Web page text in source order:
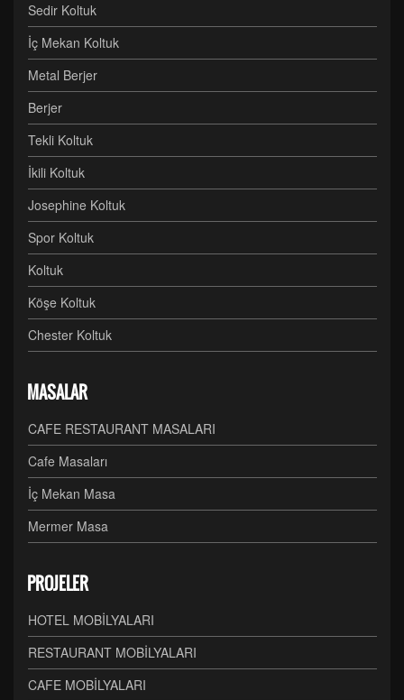
Sedir Koltuk
İç Mekan Koltuk
Metal Berjer
Berjer
Tekli Koltuk
İkili Koltuk
Josephine Koltuk
Spor Koltuk
Koltuk
Köşe Koltuk
Chester Koltuk
MASALAR
CAFE RESTAURANT MASALARI
Cafe Masaları
İç Mekan Masa
Mermer Masa
PROJELER
HOTEL MOBİLYALARI
RESTAURANT MOBİLYALARI
CAFE MOBİLYALARI